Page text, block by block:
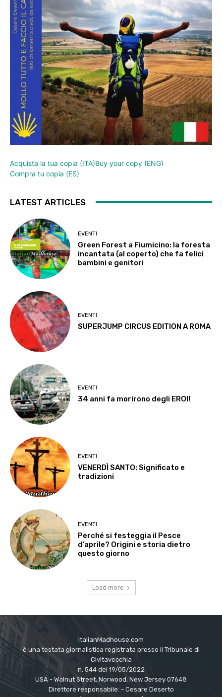
Acquista la tua copia (ITA)Buy your copy (ENG)
Compra tu copia (ES)
LATEST ARTICLES
EVENTI
Green Forest a Fiumicino: la foresta
incantata (al coperto) che fa felici
bambini e genitori
EVENTI
SUPERJUMP CIRCUS EDITION A ROMA
EVENTI
34 anni fa morirono degli EROI!
EVENTI
VENERDÌ SANTO: Significato e
tradizioni
EVENTI
Perché si festeggia il Pesce
d’aprile? Origini e storia dietro
questo giorno
Load more
ItalianMadhouse.com
è una testata giornalistica registrata presso il Tribunale di
Civitavecchia
n. 544 del 19/05/2022
USA - Walnut Street, Norwood, New Jersey 07648
Direttore responsabile: - Cesare Deserto